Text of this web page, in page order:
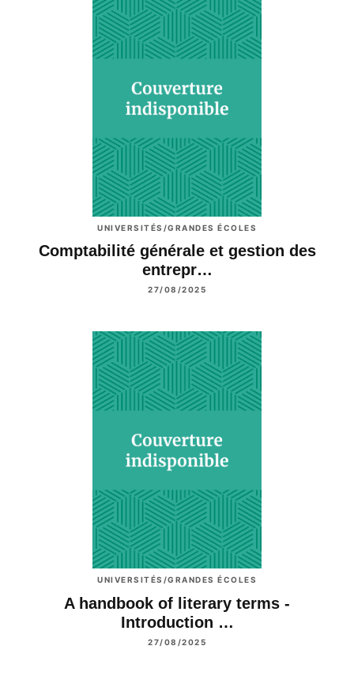
UNIVERSITÉS/GRANDES ÉCOLES
Comptabilité générale et gestion des
entrepr…
27/08/2025
UNIVERSITÉS/GRANDES ÉCOLES
A handbook of literary terms -
Introduction …
27/08/2025